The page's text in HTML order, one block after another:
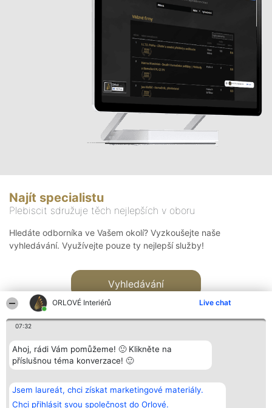
ORLOVÉ Interiérů Live chat
07:32
Ahoj, rádi Vám pomůžeme! 🙂 Klikněte na
příslušnou téma konverzace! 🙂
Jsem laureát, chci získat marketingové materiály.
Chci přihlásit svou společnost do Orlové.
Najít specialistu
Plebiscit sdružuje těch nejlepších v oboru
Hledáte odborníka ve Vašem okolí? Vyzkoušejte naše
vyhledávání. Využívejte pouze ty nejlepší služby!
Vyhledávání
Bright Side Solutions sp. z o.
o. sp. k.
ul. Ruska 22
Vítězové
Seznam všech
laureátů
Kontakt